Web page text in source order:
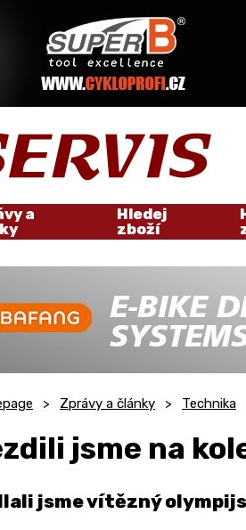
a
Hledej
zboží
Zprávy a články Technika
jsme na
jsme vítězný